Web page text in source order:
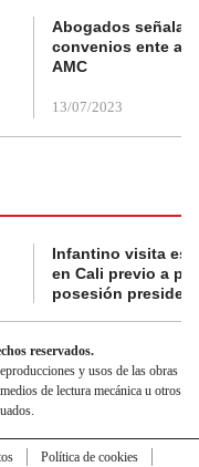
Abogados
convenios ente
AMC
13/07/2023
Infantino visita
en Cali previo a
posesión
reservados.
y usos de las obras
de lectura mecánica u otros
Política de cookies